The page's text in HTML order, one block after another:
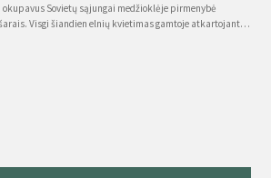
okupavus Sovietų sąjungai medžioklėje pirmenybė
Visgi šiandien elnių kvietimas gamtoje atkartojant…